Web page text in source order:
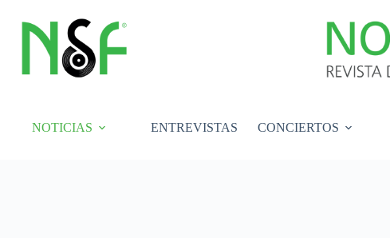
contenido
NOTICIAS ENTREVISTAS CONCIERTOS